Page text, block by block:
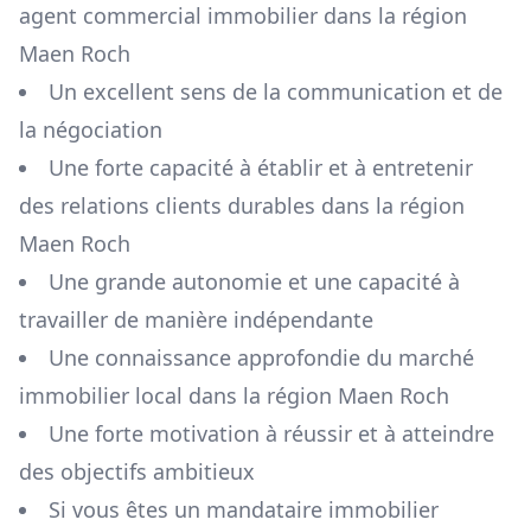
agent commercial immobilier dans la région
Maen Roch
Un excellent sens de la communication et de
la négociation
Une forte capacité à établir et à entretenir
des relations clients durables dans la région
Maen Roch
Une grande autonomie et une capacité à
travailler de manière indépendante
Une connaissance approfondie du marché
immobilier local dans la région Maen Roch
Une forte motivation à réussir et à atteindre
des objectifs ambitieux
Si vous êtes un mandataire immobilier